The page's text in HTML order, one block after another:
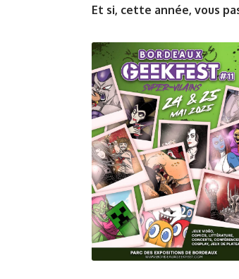
Et si, cette année, vous